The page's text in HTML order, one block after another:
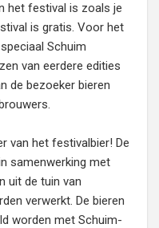
het festival is zoals je
is gratis. Voor het
Schuim
van eerdere edities
de bezoeker bieren
van het festivalbier! De
samenwerking met
uit de tuin van
verwerkt. De bieren
worden met Schuim-